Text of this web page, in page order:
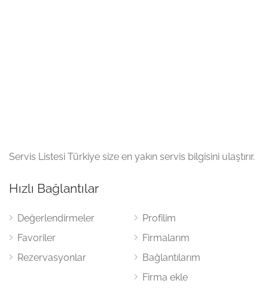
Servis Listesi Türkiye size en yakın servis bilgisini ulaştırır.
Hızlı Bağlantılar
Değerlendirmeler
Favoriler
Rezervasyonlar
Profilim
Firmalarım
Bağlantılarım
Firma ekle